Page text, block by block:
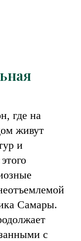
где на
живут
и
Самары.
с